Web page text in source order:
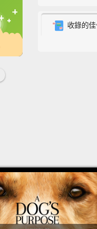
retriever is
ranked
And there
happy
收錄的佳